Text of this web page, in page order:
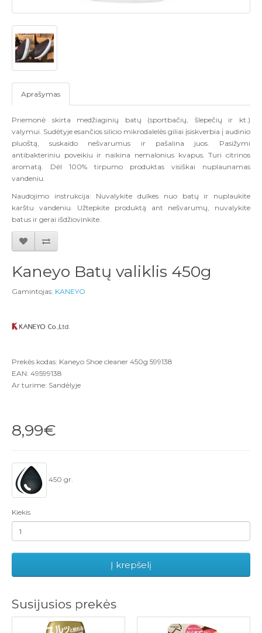
Aprašymas
Priemonė skirta medžiaginių batų (sportbačių, šlepečių ir kt.)
valymui. Sudėtyje esančios silicio mikrodalelės giliai įsiskverbia į audinio
pluoštą, suskaido nešvarumus ir pašalina juos. Pasižymi
antibakteriniu poveikiu ir naikina nemalonius kvapus. Turi citrinos
aromatą. Dėl 100% tirpumo produktas visiškai nuplaunamas
vandeniu.
Naudojimo instrukcija: Nuvalykite dulkes nuo batų ir nuplaukite
karštu vandeniu. Užtepkite produktą ant nešvarumų, nuvalykite
batus ir gerai išdžiovinkite.
Kaneyo Batų valiklis 450g
Gamintojas: KANEYO
Prekės kodas: Kaneyo Shoe cleaner 450g 599138
EAN: 49599138
Ar turime: Sandėlyje
8,99€
450 gr.
Kiekis
Į krepšelį
Susijusios prekės